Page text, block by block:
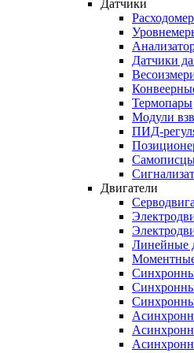
Датчики
Датчики
Термопары
Модули
ПИД-
Двигатели
Линейные